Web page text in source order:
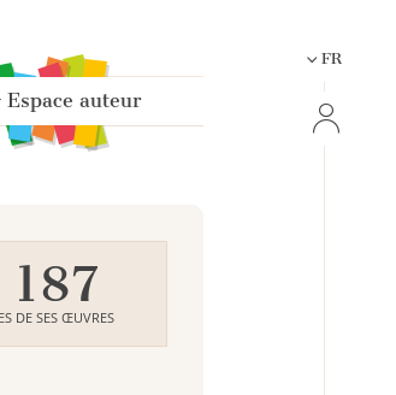
Espace auteur
FR
DE SES ŒUVRES